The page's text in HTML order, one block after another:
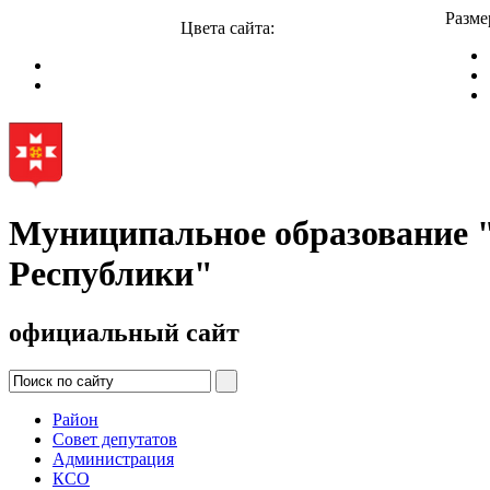
Цвета сайта:
Муниципальное
Республики"
официальный сайт
Район
Совет депутатов
Администрация
КСО